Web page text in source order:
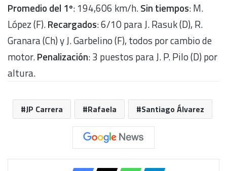
Promedio del 1º: 194,606 km/h.Sin tiempos: M.
López (F).Recargados: 6/10 para J. Rasuk (D), R.
Granara (Ch) y J. Garbelino (F), todos por cambio de
motor.Penalización: 3 puestos para J. P. Pilo (D) por
altura.
JP Carrera Rafaela Santiago Álvarez